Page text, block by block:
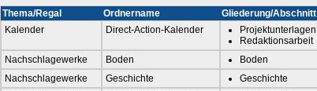
Thema/Regal Ordnername Gliederung/Abschnitt
Kalender
Direct-Action-Kalender
Projektunterlagen
Redaktionsarbeit
Nachschlagewerke Boden Boden
Nachschlagewerke
Geschichte Geschichte